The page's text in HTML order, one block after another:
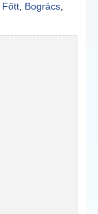
Főtt Bogrács